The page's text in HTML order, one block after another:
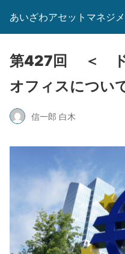
あいざわアセットマネジ
第427回 ＜ ド
オフィスにつ
信一郎 白木